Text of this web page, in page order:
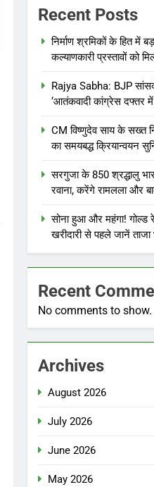
Recent Posts
निर्माण श्रमिकों के हित
कल्याणकारी प्रस्तावों को
Rajya Sabha: BJP
‘आतंकवादी कांग्रेस दफ्तर
CM विष्णुदेव साय के सख्त
का समयबद्ध क्रियान्वयन
सरगुजा के 850 श्रद्धालु
रवाना, करेंगे रामलला और
सोना हुआ और महंगा! गोल्ड
खरीदारी से पहले जानें ताजा
Recent
No comments to show.
Archives
August 2026
July 2026
June 2026
May 2026